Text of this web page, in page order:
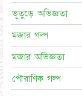
ভূতুড়ে অভিজ্ঞতা
মজার গল্প
মজার অভিজ্ঞতা
পৌরাণিক গল্প